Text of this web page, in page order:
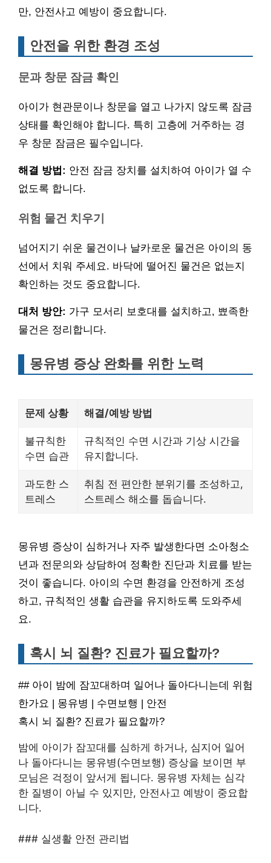
만, 안전사고 예방이 중요합니다.
안전을 위한 환경 조성
문과 창문 잠금 확인
아이가 현관문이나 창문을 열고 나가지 않도록 잠금
상태를 확인해야 합니다. 특히 고층에 거주하는 경
우 창문 잠금은 필수입니다.
해결 방법: 안전 잠금 장치를 설치하여 아이가 열 수
없도록 합니다.
위험 물건 치우기
넘어지기 쉬운 물건이나 날카로운 물건은 아이의 동
선에서 치워 주세요. 바닥에 떨어진 물건은 없는지
확인하는 것도 중요합니다.
대처 방안: 가구 모서리 보호대를 설치하고, 뾰족한
물건은 정리합니다.
몽유병 증상 완화를 위한 노력
문제 상황 해결/예방 방법
불규칙한
수면 습관
규칙적인 수면 시간과 기상 시간을
유지합니다.
과도한 스
트레스
취침 전 편안한 분위기를 조성하고,
스트레스 해소를 돕습니다.
몽유병 증상이 심하거나 자주 발생한다면 소아청소
년과 전문의와 상담하여 정확한 진단과 치료를 받는
것이 좋습니다. 아이의 수면 환경을 안전하게 조성
하고, 규칙적인 생활 습관을 유지하도록 도와주세
요.
혹시 뇌 질환? 진료가 필요할까?
## 아이 밤에 잠꼬대하며 일어나 돌아다니는데 위험
한가요 | 몽유병 | 수면보행 | 안전
혹시 뇌 질환? 진료가 필요할까?
밤에 아이가 잠꼬대를 심하게 하거나, 심지어 일어
나 돌아다니는 몽유병(수면보행) 증상을 보이면 부
모님은 걱정이 앞서게 됩니다. 몽유병 자체는 심각
한 질병이 아닐 수 있지만, 안전사고 예방이 중요합
니다.
### 실생활 안전 관리법